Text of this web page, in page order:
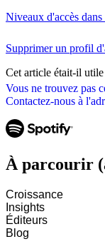
Vous ne trouvez pas
Contactez-nous à
Niveaux d'accès
Supprimer un profil
Cet article était-il utile
À parcourir
Croissance
Insights
Éditeurs
Blog